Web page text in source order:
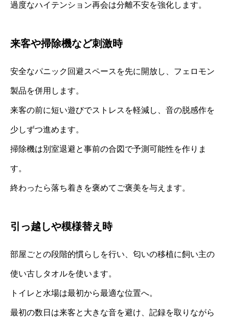
過度なハイテンション再会は分離不安を強化します。
来客や掃除機など刺激時
安全なパニック回避スペースを先に開放し、フェロモン
製品を併用します。
来客の前に短い遊びでストレスを軽減し、音の脱感作を
少しずつ進めます。
掃除機は別室退避と事前の合図で予測可能性を作りま
す。
終わったら落ち着きを褒めてご褒美を与えます。
引っ越しや模様替え時
部屋ごとの段階的慣らしを行い、匂いの移植に飼い主の
使い古しタオルを使います。
トイレと水場は最初から最適な位置へ。
最初の数日は来客と大きな音を避け、記録を取りながら